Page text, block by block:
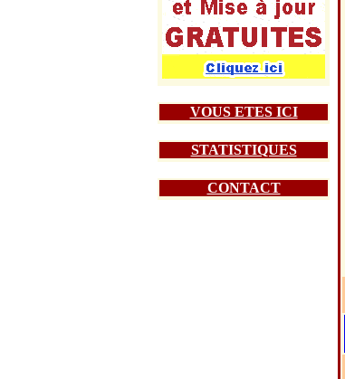
VOUS ETES ICI
STATISTIQUES
CONTACT